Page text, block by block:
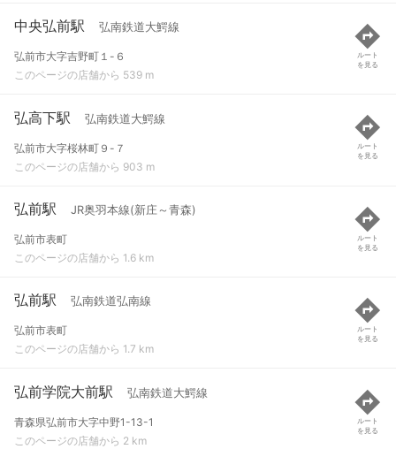
中央弘前駅 弘南鉄道大鰐線
弘前市大字吉野町１-６
このページの店舗から 539 m
ルート
を見る
弘高下駅 弘南鉄道大鰐線
弘前市大字桜林町９-７
このページの店舗から 903 m
ルート
を見る
弘前駅 JR奥羽本線(新庄～青森)
弘前市表町
このページの店舗から 1.6 km
ルート
を見る
弘前駅 弘南鉄道弘南線
弘前市表町
このページの店舗から 1.7 km
ルート
を見る
弘前学院大前駅 弘南鉄道大鰐線
青森県弘前市大字中野1-13-1
このページの店舗から 2 km
ルート
を見る